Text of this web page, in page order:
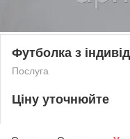
Футболка з
Послуга
Ціну уточнюйте